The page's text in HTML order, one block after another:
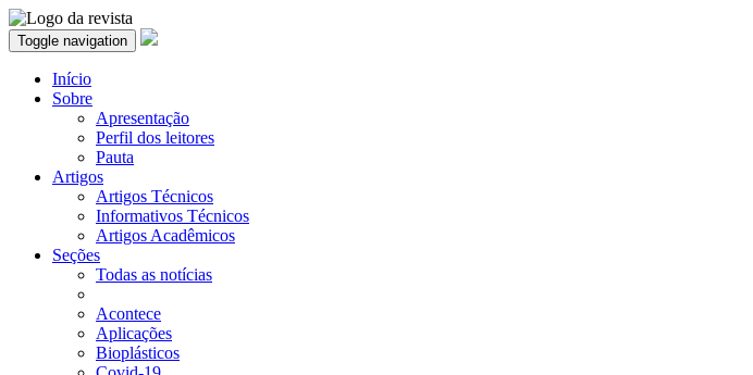
Toggle navigation
Início
Sobre
Apresentação
Perfil dos leitores
Pauta
Artigos
Artigos Técnicos
Informativos Técnicos
Artigos Acadêmicos
Seções
Todas as notícias
Acontece
Aplicações
Bioplásticos